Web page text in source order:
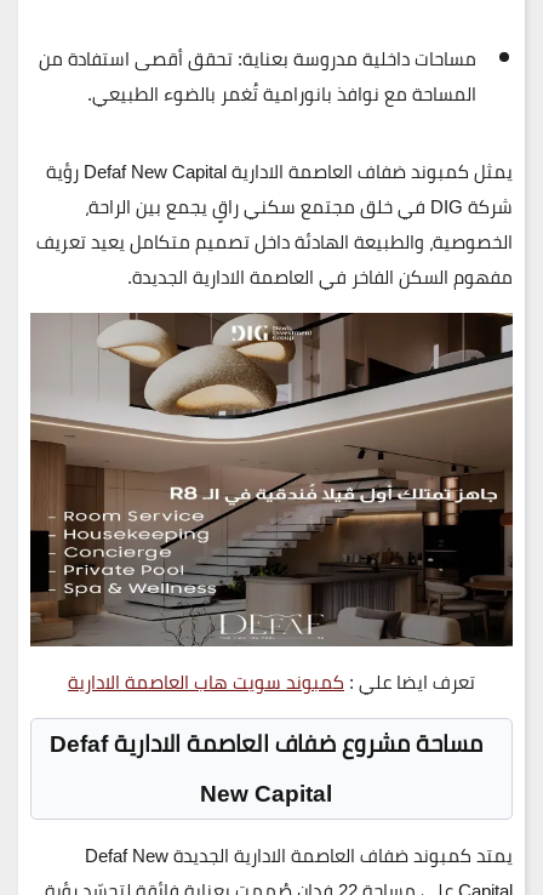
مساحات داخلية مدروسة بعناية:تحقق أقصى استفادة من
المساحة مع نوافذ بانورامية تُغمر بالضوء الطبيعي.
يمثلكمبوند ضفاف العاصمة الادارية
رؤية
شركة DIG
في خلق مجتمع سكني راقٍ يجمع بينالراحة،
الخصوصية، والطبيعة الهادئةداخل تصميم متكامل يعيد تعريف
مفهوم السكن الفاخر في العاصمة الادارية الجديدة.
تعرف ايضا علي :كمبوند سويت هاب العاصمة الادارية
مساحة مشروع ضفاف العاصمة الادارية Defaf
New Capital
يمتد
كمبوند ضفاف العاصمة الادارية الجديدة Defaf New